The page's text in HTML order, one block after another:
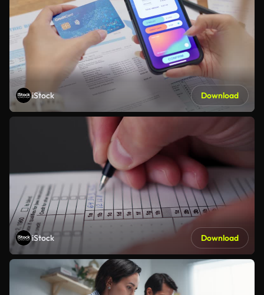
iStock Download
iStock Download